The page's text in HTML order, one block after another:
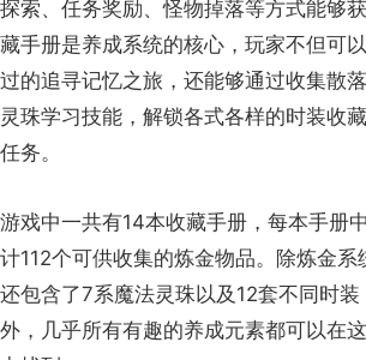
探索、任务奖励、怪物掉落等方式能够
藏手册是养成系统的核心，玩家不但可
过的追寻记忆之旅，还能够通过收集散
灵珠学习技能，解锁各式各样的时装收
任务。
游戏中一共有14本收藏手册，每本手册
计112个可供收集的炼金物品。除炼金系
还包含了7系魔法灵珠以及12套不同时
外，几乎所有有趣的养成元素都可以在